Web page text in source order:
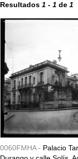
Resultados 1 - 1 de 1
0060FMHA - Palacio